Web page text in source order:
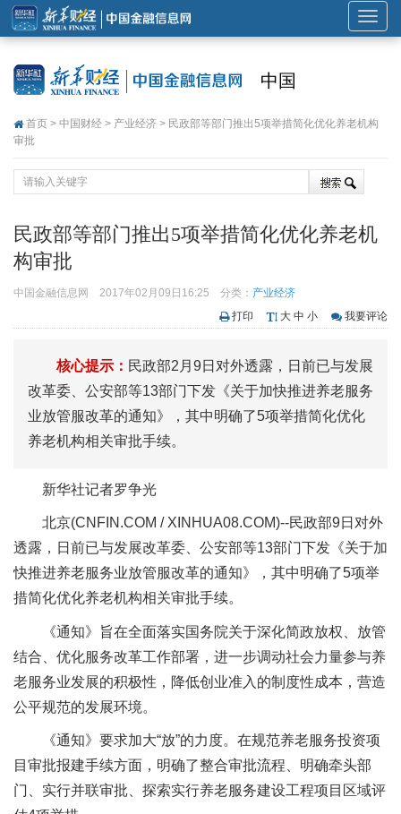
展
开
导
中国
首页 > 中国财经 > 产业经济 > 民政部等部门推出5项举措简化优化养老机构
审批
民政部等部门推出5项举措简化优化养老机
构审批
中国金融信息网 2017年02月09日16:25 分类： 产业经济
打印
大 中 小 我要评论
核心提示： 民政部2月9日对外透露，日前已与发展
改革委、公安部等13部门下发《关于加快推进养老服务
业放管服改革的通知》，其中明确了5项举措简化优化
养老机构相关审批手续。
新华社记者罗争光
北京(CNFIN.COM / XINHUA08.COM)--民政部9日对外
透露，日前已与发展改革委、公安部等13部门下发《关于加
快推进养老服务业放管服改革的通知》，其中明确了5项举
措简化优化养老机构相关审批手续。
《通知》旨在全面落实国务院关于深化简政放权、放管
结合、优化服务改革工作部署，进一步调动社会力量参与养
老服务业发展的积极性，降低创业准入的制度性成本，营造
公平规范的发展环境。
《通知》要求加大“放”的力度。在规范养老服务投资项
目审批报建手续方面，明确了整合审批流程、明确牵头部
门、实行并联审批、探索实行养老服务建设工程项目区域评